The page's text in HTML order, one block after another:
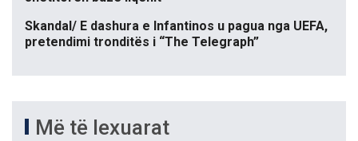
Skandal/ E dashura e Infantinos u pagua nga UEFA,
pretendimi tronditës i “The Telegraph”
Më të lexuarat